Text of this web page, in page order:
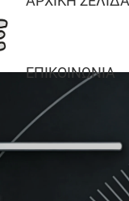
ΕΠΙΚΟΙΝΩΝΊΑ